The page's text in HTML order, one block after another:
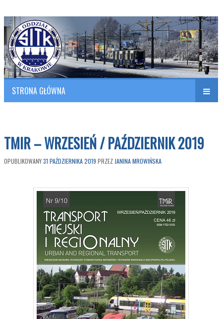
SITK RP Oddział w KRAKOWIE
Polish Association of Engineers & Technicians of Transportation
STRONA GŁÓWNA
TMIR – WRZESIEŃ / PAŹDZIERNIK 2019
OPUBLIKOWANY31 PAŹDZIERNIKA 2019 PRZEZ JANINA MROWIŃSKA